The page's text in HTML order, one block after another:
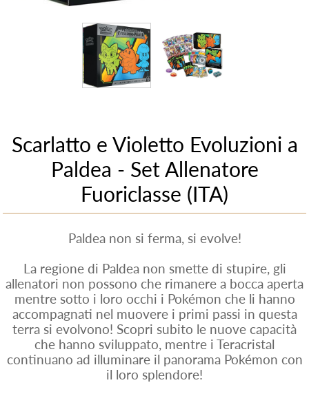
Scarlatto e Violetto Evoluzioni a
Paldea - Set Allenatore
Fuoriclasse (ITA)
Paldea non si ferma, si evolve!
La regione di Paldea non smette di stupire, gli
allenatori non possono che rimanere a bocca aperta
mentre sotto i loro occhi i Pokémon che li hanno
accompagnati nel muovere i primi passi in questa
terra si evolvono! Scopri subito le nuove capacità
che hanno sviluppato, mentre i Teracristal
continuano ad illuminare il panorama Pokémon con
il loro splendore!